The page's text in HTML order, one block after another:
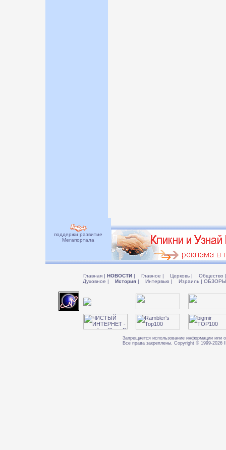
поддержи развитие
Мегапортала
Главная | НОВОСТИ | Главное | Церковь | Общество |
Духовное | История | Интервью | Израиль |
Запрещается использование информации или
Все права закреплены. Copyright © 1999-